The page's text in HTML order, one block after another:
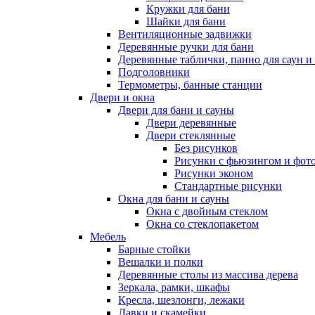
Кружки для бани
Шайки для бани
Вентиляционные задвижки
Деревянные ручки для бани
Деревянные таблички, панно для саун и
Подголовники
Термометры, банные станции
Двери и окна
Двери для бани и сауны
Двери деревянные
Двери стеклянные
Без рисунков
Рисунки с фьюзингом и
Рисунки эконом
Стандартные рисунки
Окна для бани и сауны
Окна с двойным стеклом
Окна со стеклопакетом
Мебель
Барные стойки
Вешалки и полки
Деревянные столы из массива дерева
Зеркала, рамки, шкафы
Кресла, шезлонги, лежаки
Лавки и скамейки